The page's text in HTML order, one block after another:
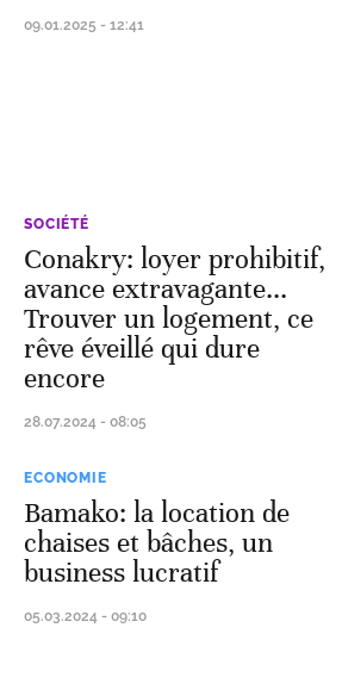
09.01.2025 - 12:41
SOCIÉTÉ
Conakry: loyer prohibitif,
avance extravagante...
Trouver un logement, ce
rêve éveillé qui dure
encore
28.07.2024 - 08:05
ECONOMIE
Bamako: la location de
chaises et bâches, un
business lucratif
05.03.2024 - 09:10